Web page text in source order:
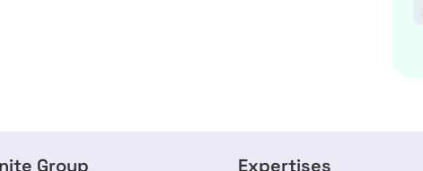
Group Expertises